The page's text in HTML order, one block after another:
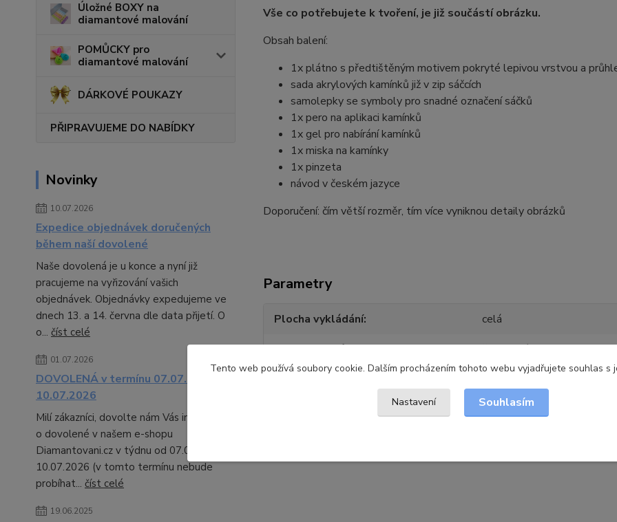
Úložné BOXY na
diamantové malování
POMŮCKY pro
diamantové malování
DÁRKOVÉ POUKAZY
PŘIPRAVUJEME DO NABÍDKY
Novinky
10.07.2026
Expedice objednávek doručených
během naší dovolené
Naše dovolená je u konce a nyní již
pracujeme na vyřizování vašich
objednávek. Objednávky expedujeme ve
dnech 13. a 14. června dle data přijetí. O
o... číst celé
01.07.2026
DOVOLENÁ v termínu 07.07. -
10.07.2026
Milí zákazníci, dovolte nám Vás informovat
o dovolené v našem e-shopu
Diamantovani.cz v týdnu od 07.07. -
10.07.2026 (v tomto termínu nebude
probíhat... číst celé
19.06.2025
Vše co potřebujete k tvoření, je již součástí obrázku.
Obsah balení:
1x plátno s předtištěným motivem pokryté lepivou vrstvou a
sada akrylových kamínků již v zip sáčcích
samolepky se symboly pro snadné označení sáčků
1x pero na aplikaci kamínků
1x gel pro nabírání kamínků
1x miska na kamínky
1x pinzeta
návod v českém jazyce
Doporučení: čím větší rozměr, tím více vyniknou detaily obrázků
Parametry
Plocha vykládání
celá
Typ diamantů
čtvercové
Rozměr plochy vykládání
54 x 74 cm
Tento web používá soubory cookie. Dalším procházením tohoto webu vyjadřujete souhlas s
Nastavení Souhlasím